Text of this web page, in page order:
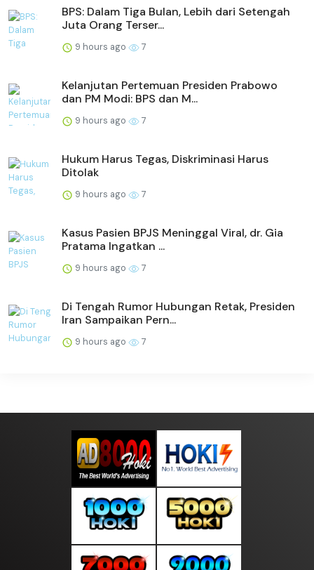
BPS: Dalam Tiga Bulan, Lebih dari Setengah
Juta Orang Terser...
9 hours ago 7
Kelanjutan Pertemuan Presiden Prabowo
dan PM Modi: BPS dan M...
9 hours ago 7
Hukum Harus Tegas, Diskriminasi Harus
Ditolak
9 hours ago 7
Kasus Pasien BPJS Meninggal Viral, dr. Gia
Pratama Ingatkan ...
9 hours ago 7
Di Tengah Rumor Hubungan Retak, Presiden
Iran Sampaikan Pern...
9 hours ago 7